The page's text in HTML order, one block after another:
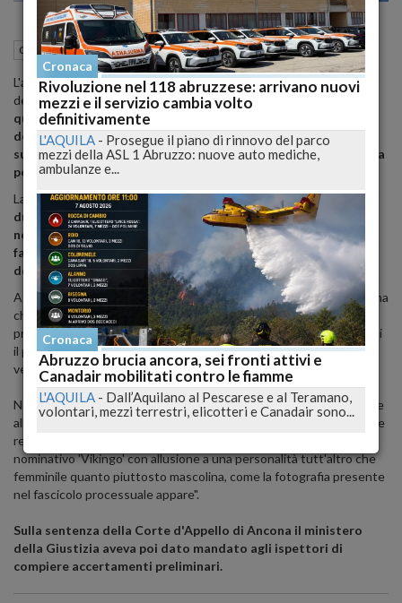
Cronaca nazionale Ancona (AN) 10 Aprile 2019 09:39
L'aspetto fisico di una donna vittima di stupro è un "elemento non
decisivo" per valutare la sua credibilità ed è quindi "irrilevante".
quanto scrive la Cassazione nelle motivazioni
dell'annullamento con rinvio dell'assoluzione di due
sudamericani accusati di violenza sessuale nei confronti di una
peruviana.
La violenza che sarebbe avvenuta a Senigallia il 9 marzo del 2013.
due erano stati assolti dalla Corte d'Appello di Ancona a
novembre 2017. Nella sentenza, scritta da giudici donne, si
faceva riferimento alla "mascolinità" e alla scarsa avvenenza
della ragazza.
A emettere la sentenza choc era stata la Corte d'Appello di Ancona
che aveva quindi assolto i due giovani sudamericani, condannati in
primo grado a cinque e tre anni per violenza sessuale. Era stato poi
il pg della Cassazione a chiedere l'annullamento con rinvio del
verdetto evidenziandone le incongruenze e i vizi di legittimità.
Nelle motivazioni i giudici della Corte d'Appello avevano scritto che
all'imputato principale "la ragazza neppure piaceva, tanto da averne
registrato il numero di cellulare sul proprio telefonino con il
nominativo 'Vikingo' con allusione a una personalità tutt'altro che
femminile quanto piuttosto mascolina, come la fotografia presente
nel fascicolo processuale appare".
Sulla sentenza della Corte d'Appello di Ancona il ministero
della Giustizia aveva poi dato mandato agli ispettori di
compiere accertamenti preliminari.
Cronaca
Rivoluzione nel 118 abruzzese: arrivano nuovi
mezzi e il servizio cambia volto
definitivamente
L'AQUILA - Prosegue il piano di rinnovo del parco
mezzi della ASL 1 Abruzzo: nuove auto mediche,
ambulanze e...
Cronaca
Abruzzo brucia ancora, sei fronti attivi e
Canadair mobilitati contro le fiamme
L'AQUILA - Dall’Aquilano al Pescarese e al Teramano,
volontari, mezzi terrestri, elicotteri e Canadair sono...